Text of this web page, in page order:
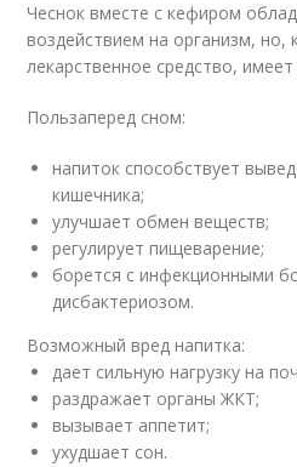
Чеснок вместе с кефиром
воздействием на организм, но,
лекарственное средство,
Пользаперед сном:
напиток способствует
кишечника;
улучшает обмен веществ;
регулирует пищеварение;
борется с инфекционными
дисбактериозом.
Возможный вред напитка:
дает сильную нагрузку на
раздражает органы ЖКТ;
вызывает аппетит;
ухудшает сон.